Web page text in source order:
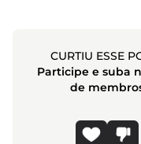
CURTIU ESSE
Participe e suba
de